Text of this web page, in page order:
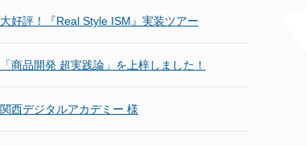
大好評！『Real Style ISM』実装ツアー
「商品開発 超実践論」を上梓しました！
関西デジタルアカデミー 様